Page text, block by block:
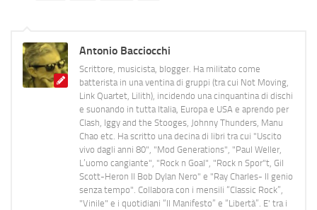
Antonio Bacciocchi
Scrittore, musicista, blogger. Ha militato come
batterista in una ventina di gruppi (tra cui Not Moving,
Link Quartet, Lilith), incidendo una cinquantina di dischi
e suonando in tutta Italia, Europa e USA e aprendo per
Clash, Iggy and the Stooges, Johnny Thunders, Manu
Chao etc. Ha scritto una decina di libri tra cui "Uscito
vivo dagli anni 80", "Mod Generations", "Paul Weller,
L’uomo cangiante", "Rock n Goal", "Rock n Spor"t, Gil
Scott-Heron Il Bob Dylan Nero" e "Ray Charles- Il genio
senza tempo". Collabora con i mensili “Classic Rock”,
"Vinile" e i quotidiani “Il Manifesto” e “Libertà”. E' tra i